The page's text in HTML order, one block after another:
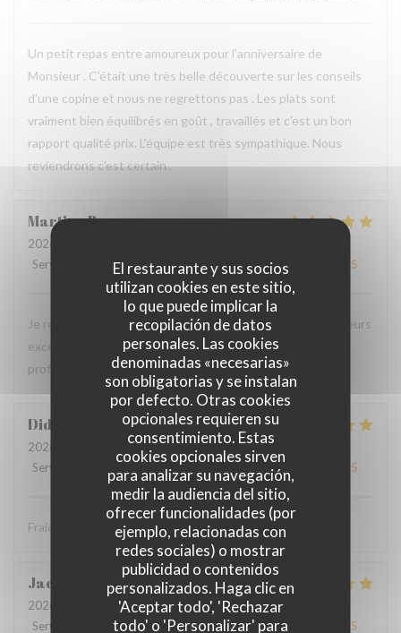
El restaurante y sus socios
utilizan cookies en este sitio,
lo que puede implicar la
recopilación de datos
personales. Las cookies
denominadas «necesarias»
son obligatorias y se instalan
por defecto. Otras cookies
opcionales requieren su
consentimiento. Estas
cookies opcionales sirven
para analizar su navegación,
medir la audiencia del sitio,
ofrecer funcionalidades (por
ejemplo, relacionadas con
redes sociales) o mostrar
publicidad o contenidos
personalizados. Haga clic en
'Aceptar todo', 'Rechazar
todo' o 'Personalizar' para
Un petit repas entre amoureux pour l'anniversaire de
Monsieur . C'était une très belle découverte sur les conseils
d'une copine et nous ne regrettons pas . Les plats sont
vraiment bien équilibrés en goût , travaillés et c'est un bon
rapport qualité prix. L'équipe est très sympathique. Nous
reviendrons c'est certain .
MartineB
2026-08-01
Servicio
Ambiente:5/5 Menú: 5/5 Calidad / Precio /5
Je recommande ce restaurant, la qualité des plats, les saveurs
exceptionnelles sans compter la gentillesse et
professionnalisme du personnel.
Didier
2026-08-01
- 12:30 - Invitados 4
Servicio
5/5 Calidad / Precio /5
Fraîcheur des produits
Jacques
2026-07-31
- 20:30 - Invitados 2
Servicio
Ambiente: 5/5 Menú: 5/5 Calidad / Precio /5